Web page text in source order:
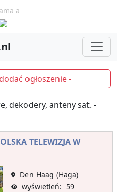
a
ogłoszenie -
dekodery, anteny sat. -
TELEWIZJA W
Den Haag (Haga)
wyświetleń: 59